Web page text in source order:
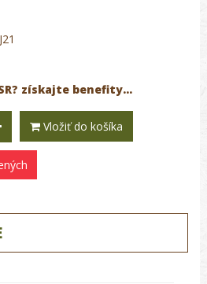
získajte benefity...
Vložiť do košíka